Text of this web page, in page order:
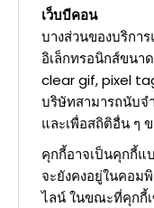
เว็บบีคอน
บางส่วนของบริกา
อิเล็กทรอนิกส์ขนา
clear gif, pixel
บริษัทสามารถนับจ
และเพื่อสถิติอื่น ๆ
คุกกี้อาจเป็นคุกกี้แ
จะยังคงอยู่ในคอม
ไลน์ ในขณะที่คุกกี้